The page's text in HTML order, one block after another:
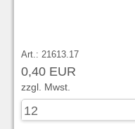
Art.: 21613.17
0,40 EUR
zzgl. Mwst.